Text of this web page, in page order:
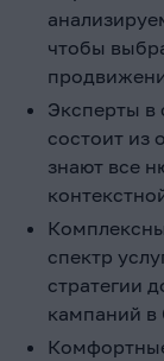
чтобы
Эксперты в
состоит из
знают все
спектр
стратегии
кампаний